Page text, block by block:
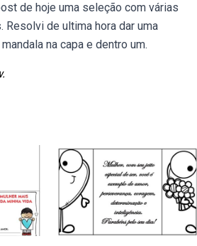
de hoje uma seleção com várias
de ultima hora dar uma
na capa e dentro um.